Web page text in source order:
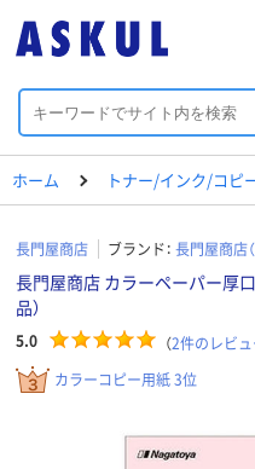
ホーム トナー/インク/コピ
長門屋商店 ブランド： 長門屋商店
長門屋商店 カラーペーパー厚
品）
5.0 （2件のレビュ
カラーコピー用紙 3位